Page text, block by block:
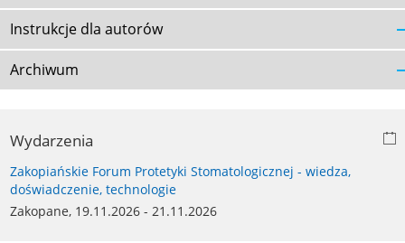
Instrukcje dla autorów
Archiwum
Wydarzenia
Zakopiańskie Forum Protetyki Stomatologicznej - wiedza,
doświadczenie, technologie
Zakopane, 19.11.2026 - 21.11.2026